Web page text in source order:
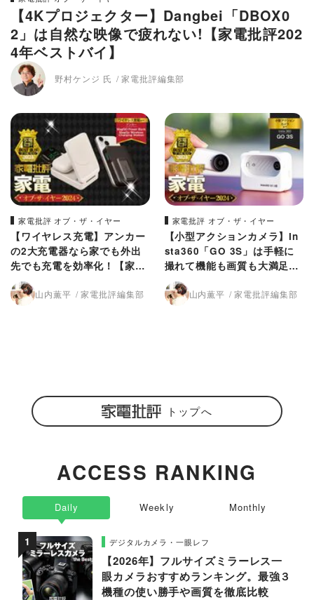
【4Kプロジェクター】Dangbei「DBOX0
2」は自然な映像で疲れない!【家電批評202
4年ベストバイ】
野村ケンジ 氏 家電批評編集部
家電批評 オブ・ザ・イヤー
【ワイヤレス充電】アンカー
の2大充電器なら家でも外出
先でも充電を効率化！【家電
批評2024年ベストバイ】
山内薫平 家電批評編集部
家電批評 オブ・ザ・イヤー
【小型アクションカメラ】In
sta360「GO 3S」は手軽に
撮れて機能も画質も大満足！
旅行や食べ歩きのおともに
【家電批評2024年ベストバ
山内薫平 家電批評編集部
トップへ
ACCESS RANKING
Daily
デジタルカメラ・一眼レフ
【2026年】フルサイズミラーレス一
眼カメラおすすめランキング。最強３
機種の使い勝手や画質を徹底比較
Weekly Monthly